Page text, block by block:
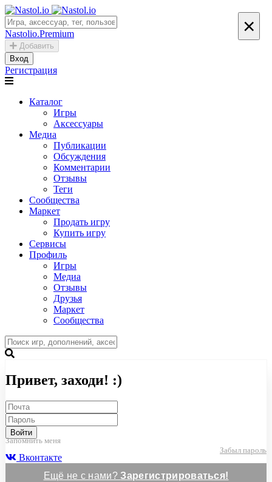
Nastolio.Premium
Добавить
Вход
Регистрация
Каталог
Игры
Аксессуары
Медиа
Публикации
Обсуждения
Комментарии
Отзывы
Теги
Сообщества
Маркет
Продать игру
Купить игру
Сервисы
Профиль
Игры
Медиа
Отзывы
Друзья
Маркет
Сообщества
×
Привет, заходи! :)
Войти
Запомнить меня
Забыл пароль
Вконтакте
Ещё не с нами?Зарегистрироваться!